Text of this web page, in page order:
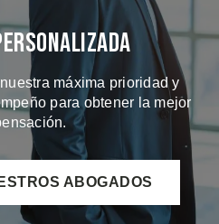
máxima prioridad y
para obtener la mejor
ABOGADOS